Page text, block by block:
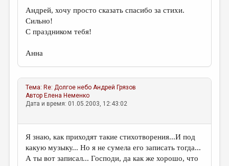
Андрей, хочу просто сказать спасибо за стихи.
Сильно!
С праздником тебя!
Анна
Тема: Re: Долгое небо Андрей Грязов
Автор Елена Неменко
Дата и время: 01.05.2003, 12:43:02
Я знаю, как приходят такие стихотворения...И под
какую музыку... Но я не сумела его записать тогда...
А ты вот записал... Господи, да как же хорошо, что